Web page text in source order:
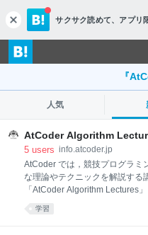
c
l
o
s
サクサク読めて、 アプリ
『
人気
AtCoder Algorithm
5 users info.atcoder.jp
AtCoder では，競技プログラミ
な理論やテクニックを解説する
「AtCoder Algorithm Lectures
した． AtCoder Algorithm
Algorithm Lectures 更新履歴 カ
学習